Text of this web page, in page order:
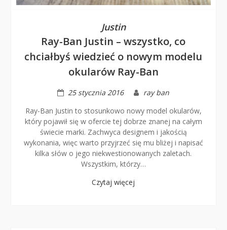
Justin
Ray-Ban Justin – wszystko, co
chciałbyś wiedzieć o nowym modelu
okularów Ray-Ban
25 stycznia 2016
ray ban
Ray-Ban Justin to stosunkowo nowy model okularów,
który pojawił się w ofercie tej dobrze znanej na całym
świecie marki. Zachwyca designem i jakością
wykonania, więc warto przyjrzeć się mu bliżej i napisać
kilka słów o jego niekwestionowanych zaletach.
Wszystkim, którzy…
Czytaj więcej